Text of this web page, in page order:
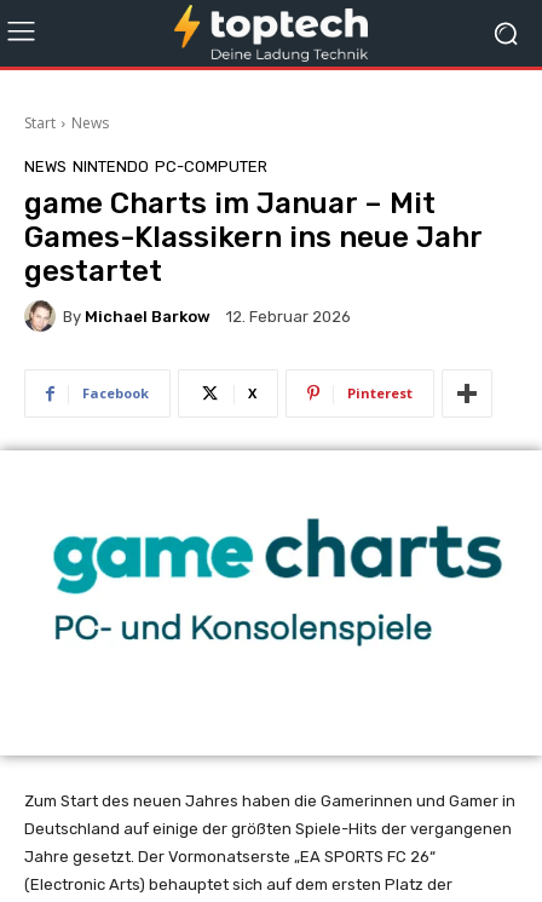
Start News
NEWS NINTENDO PC-COMPUTER
game Charts im Januar – Mit
Games-Klassikern ins neue Jahr
gestartet
By Michael Barkow 12. Februar 2026
Facebook X Pinterest
Zum Start des neuen Jahres haben die Gamerinnen und Gamer in
Deutschland auf einige der größten Spiele-Hits der vergangenen
Jahre gesetzt. Der Vormonatserste „EA SPORTS FC 26“
(Electronic Arts) behauptet sich auf dem ersten Platz der